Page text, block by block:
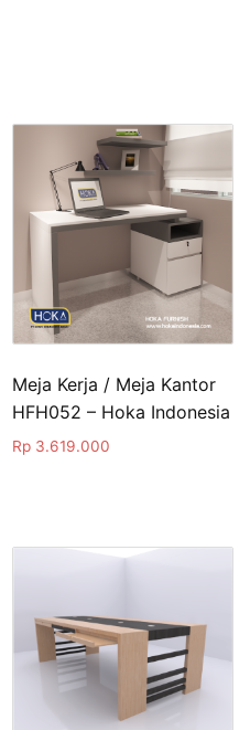
Meja Kerja / Meja Kantor
HFH052 – Hoka Indonesia
Rp 3.619.000